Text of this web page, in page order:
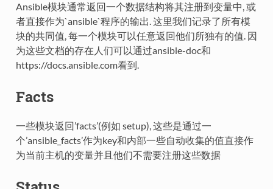
Ansible模块通常返回一个数据结构将其注册到变量中, 或
者直接作为`ansible`程序的输出. 这里我们记录了所有模
块的共同值, 每一个模块可以任意返回他们所独有的值. 因
为这些文档的存在人们可以通过ansible-doc和
https://docs.ansible.com看到.
Facts
一些模块返回’facts’(例如 setup), 这些是通过一
个’ansible_facts’作为key和内部一些自动收集的值直接作
为当前主机的变量并且他们不需要注册这些数据